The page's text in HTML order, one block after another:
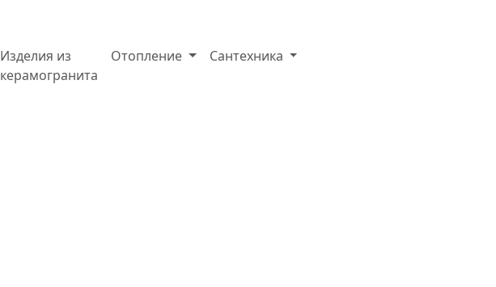
Изделия из
керамогранита
Отопление Сантехника